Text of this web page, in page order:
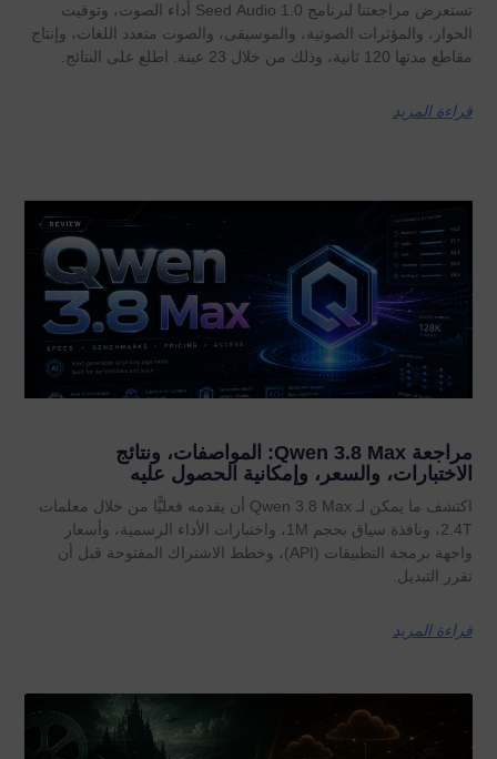
تستعرض مراجعتنا لبرنامج Seed Audio 1.0 أداء الصوت، وتوقيت
الحوار، والمؤثرات الصوتية، والموسيقى، والصوت متعدد اللغات، وإنتاج
مقاطع مدتها 120 ثانية، وذلك من خلال 23 عينة. اطلع على النتائج.
قراءة المزيد
مراجعة Qwen 3.8 Max: المواصفات، ونتائج
الاختبارات، والسعر، وإمكانية الحصول عليه
اكتشف ما يمكن لـ Qwen 3.8 Max أن يقدمه فعليًّا من خلال معلمات
2.4T، ونافذة سياق بحجم 1M، واختبارات الأداء الرسمية، وأسعار
واجهة برمجة التطبيقات (API)، وخطط الاشتراك المفتوحة قبل أن
تقرر التبديل.
قراءة المزيد